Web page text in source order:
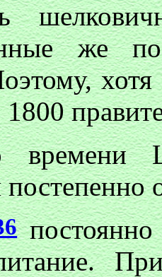
же
1800
При